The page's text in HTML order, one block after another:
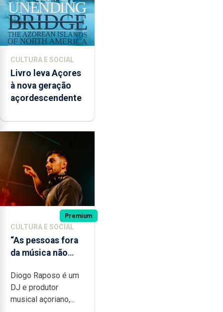
CULTURA E SOCIAL
Livro leva Açores
à nova geração
açordescendente
Premium
CULTURA E SOCIAL
“As pessoas fora
da música não
quão difícil é
produzir uma
música”
Diogo Raposo é um
DJ e produtor
musical açoriano,...